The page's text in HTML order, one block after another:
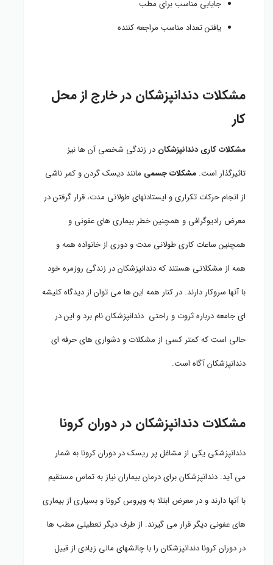
جایابی مناسب برای مطب
یافتن تعداد مناسب مراجعه کننده
مشکلات دندانپزشکان در خارج از محل
کار
مشکلات کاری دندانپزشکان در زندگی شخصی آن ها نیز
تاثیرگذار است. مشکلات جسمی مانند دیسک گردن و کمر ناشی
از انجام حرکات تکراری و ایستادنهای طولانی مدت، قرار گرفتن در
معرض رادیوگرافی و همچنین خطر بیماری های عفونی و
همچنین ساعات کاری طولانی مدت و دوری از خانواده همه و
همه از مشکلاتی هستند که دندانپزشکان در زندگی روزمره خود
با آنها سروکار دارند. در کنار همه این ها می توان از دیدگاه کلیشه
ای جامعه درباره ثروت و راحتی دندانپزشکان نام برد و این در
حالی است که کمتر کسی از مشکلات و دشواری های حرفه ای
دندانپزشکان آگاه است.
مشکلات دندانپزشکان در دوران کرونا
دندانپزشکی یکی از مشاغل پر ریسک در دوران کرونا به شمار
می آید. دندانپزشکان برای درمان بیماران نیاز به تماس مستقیم
با آنها دارند و در معرض ابتلا به ویروس کرونا و بسیاری از بیماری
های عفونی دیگر قرار می گیرند. از طرف دیگر تعطیلی مطب ها
در دوران کرونا دندانپزشکان را با چالشهای مالی زیادی از قبیل